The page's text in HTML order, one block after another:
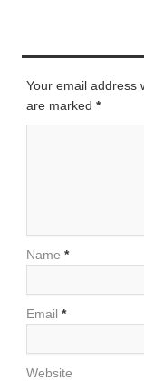
Your email address
are marked *
Name *
Email *
Website